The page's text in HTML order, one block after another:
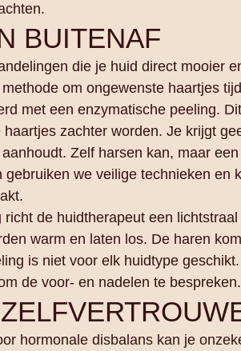
BUITENAF
die je huid direct mooier
om ongewenste haartjes
met een enzymatische peeling.
zachter worden. Je krijgt
Zelf harsen kan, maar
we veilige technieken en
de huidtherapeut een
warm en laten los. De haren
is niet voor elk huidtype
de voor- en nadelen te bespreken.
hormonale disbalans kan je